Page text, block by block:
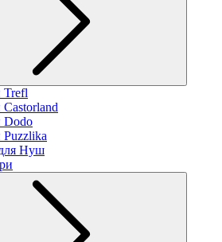
Trefl
Dodo
Puzzlika
Нуш